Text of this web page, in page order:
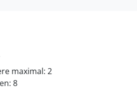
maximal: 2
8